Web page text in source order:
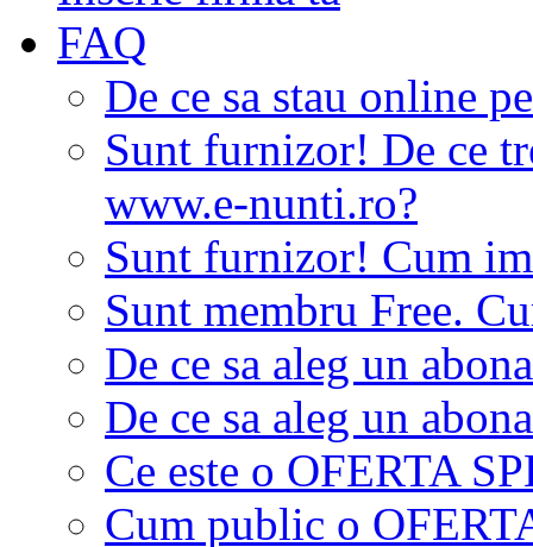
FAQ
De ce sa stau online
Sunt furnizor! De ce
www.e-nunti.ro?
Sunt furnizor! Cum
Sunt membru Free.
De ce sa aleg un
De ce sa aleg un
Ce este o OFERTA
Cum public o